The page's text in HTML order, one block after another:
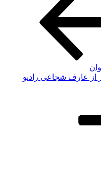
از عارف شجاعی رادیو